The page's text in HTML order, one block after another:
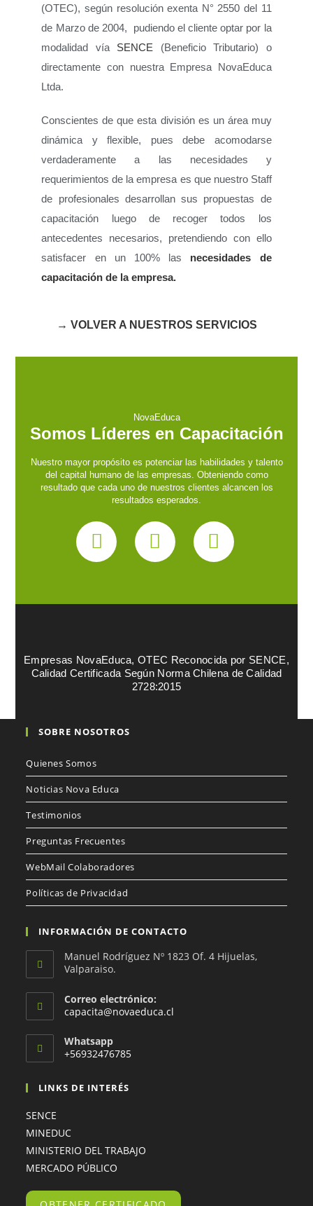
(OTEC), según resolución exenta N° 2550 del 11
de Marzo de 2004, pudiendo el cliente optar por la
modalidad vía SENCE (Beneficio Tributario) o
directamente con nuestra Empresa NovaEduca
Ltda.
Conscientes de que esta división es un área muy
dinámica y flexible, pues debe acomodarse
verdaderamente a las necesidades y
requerimientos de la empresa es que nuestro Staff
de profesionales desarrollan sus propuestas de
capacitación luego de recoger todos los
antecedentes necesarios, pretendiendo con ello
satisfacer en un 100% las necesidades de
capacitación de la empresa.
→ VOLVER A NUESTROS SERVICIOS
NovaEduca
Somos Líderes en Capacitación
Nuestro mayor propósito es potenciar las habilidades y talento
del capital humano de las empresas. Obteniendo como
resultado que cada uno de nuestros clientes alcancen los
resultados esperados.
Empresas NovaEduca, OTEC Reconocida por SENCE,
Calidad Certificada Según Norma Chilena de Calidad
2728:2015
SOBRE NOSOTROS
Quienes Somos
Noticias Nova Educa
Testimonios
Preguntas Frecuentes
WebMail Colaboradores
Políticas de Privacidad
INFORMACIÓN DE CONTACTO
Manuel Rodríguez Nº 1823 Of. 4 Hijuelas,
Valparaiso.
Correo electrónico:
capacita@novaeduca.cl
Whatsapp
+56932476785
LINKS DE INTERÉS
SENCE
MINEDUC
MINISTERIO DEL TRABAJO
MERCADO PÚBLICO